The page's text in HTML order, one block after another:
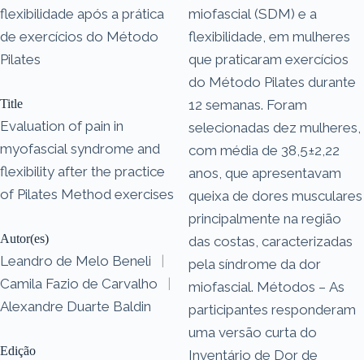
flexibilidade após a prática
de exercícios do Método
Pilates
Title
Evaluation of pain in
myofascial syndrome and
flexibility after the practice
of Pilates Method exercises
Autor(es)
Leandro de Melo Beneli
|
Camila Fazio de Carvalho
|
Alexandre Duarte Baldin
Edição
miofascial (SDM) e a
flexibilidade, em mulheres
que praticaram exercícios
do Método Pilates durante
12 semanas. Foram
selecionadas dez mulheres,
com média de 38,5±2,22
anos, que apresentavam
queixa de dores musculares
principalmente na região
das costas, caracterizadas
pela síndrome da dor
miofascial. Métodos – As
participantes responderam
uma versão curta do
Inventário de Dor de